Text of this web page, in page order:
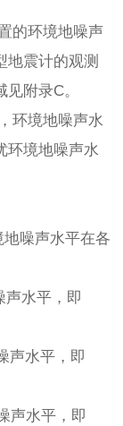
的环境地噪声
地震计的观测
附录C。
环境地噪声水
环境地噪声水
噪声水平在各
水平，即
水平，即
水平，即